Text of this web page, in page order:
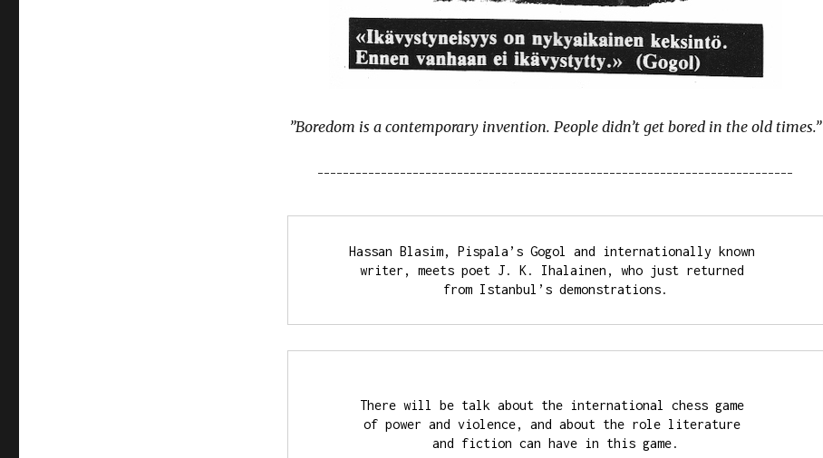
”Boredom is a contemporary invention. People didn’t get bored in the old times.”
¯¯¯¯¯¯¯¯¯¯¯¯¯¯¯¯¯¯¯¯¯¯¯¯¯¯¯¯¯¯¯¯¯¯¯¯¯¯¯¯¯¯¯¯¯¯¯¯¯¯¯¯¯¯¯¯¯¯¯¯¯¯¯¯¯¯¯¯¯¯¯¯¯¯¯
Hassan Blasim, Pispala’s Gogol and internationally known
writer, meets poet J. K. Ihalainen, who just returned
from Istanbul’s demonstrations.
There will be talk about the international chess game
of power and violence, and about the role literature
and fiction can have in this game.